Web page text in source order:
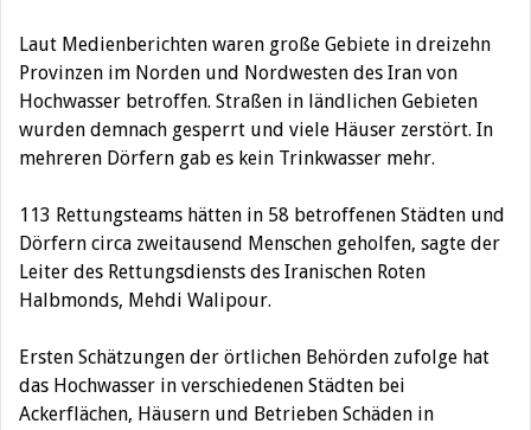
Laut Medienberichten waren große Gebiete in dreizehn
Provinzen im Norden und Nordwesten des Iran von
Hochwasser betroffen. Straßen in ländlichen Gebieten
wurden demnach gesperrt und viele Häuser zerstört. In
mehreren Dörfern gab es kein Trinkwasser mehr.
113 Rettungsteams hätten in 58 betroffenen Städten und
Dörfern circa zweitausend Menschen geholfen, sagte der
Leiter des Rettungsdiensts des Iranischen Roten
Halbmonds, Mehdi Walipour.
Ersten Schätzungen der örtlichen Behörden zufolge hat
das Hochwasser in verschiedenen Städten bei
Ackerflächen, Häusern und Betrieben Schäden in